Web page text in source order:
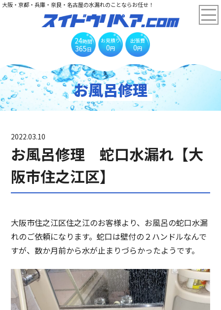
大阪・京都・兵庫・奈良・名古屋の水漏れのことならお任せ！
24時間
365日
お見積り
0円
出張費
0円
お風呂修理
2022.03.10
お風呂修理 蛇口水漏れ【大
阪市住之江区】
大阪市住之江区住之江のお客様より、お風呂の蛇口水漏
れのご依頼になります。蛇口は壁付の２ハンドルなんで
すが、数か月前から水が止まりづらかったようです。